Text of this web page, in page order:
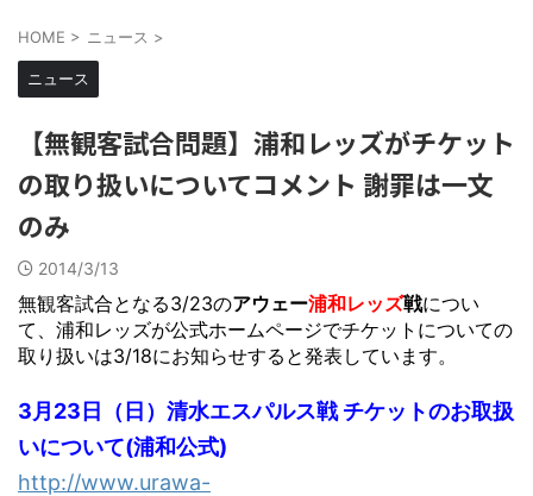
HOME > ニュース >
ニュース
【無観客試合問題】浦和レッズがチケット
の取り扱いについてコメント 謝罪は一文
のみ
2014/3/13
無観客試合となる3/23のアウェー浦和レッズ戦につい
て、浦和レッズが公式ホームページでチケットについての
取り扱いは3/18にお知らせすると発表しています。
3月23日（日）清水エスパルス戦 チケットのお取扱
いについて(浦和公式)
http://www.urawa-